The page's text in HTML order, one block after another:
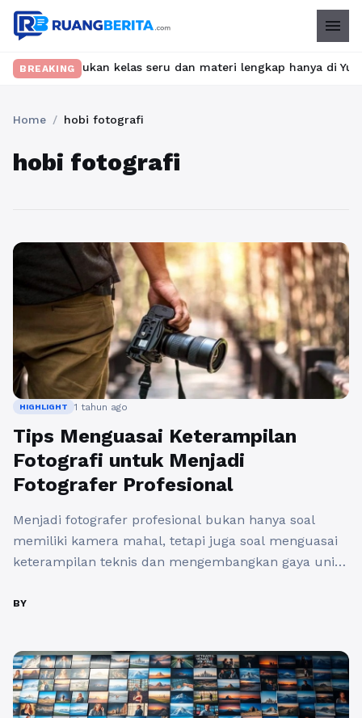
menu
BREAKING
Temukan kelas seru dan materi lengkap hanya di
Home / hobi fotografi
hobi fotografi
HIGHLIGHT 1 tahun ago
Tips Menguasai Keterampilan
Fotografi untuk Menjadi
Fotografer Profesional
Menjadi fotografer profesional bukan hanya soal
memiliki kamera mahal, tetapi juga soal menguasai
keterampilan teknis dan mengembangkan gaya unik.
kemampuan fotografi
yang menakjubkan, kuasai dasar-dasar fotografi
seperti: Eksposur (Aperture, Shutter Speed, ISO)
Komposisi (Rule of Thirds, Leading Lines, Framing)
BY